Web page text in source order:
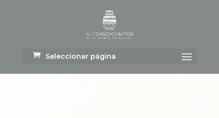
Seleccionar página